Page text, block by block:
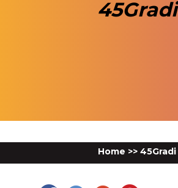
45Gradi
Home >> 45Gradi